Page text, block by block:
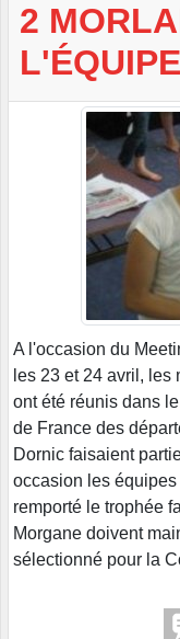
2
A l'occasion du
les 23 et 24 avril,
ont été réunis dans
de France des
Dornic faisaient
occasion les
remporté le trophée
Morgane doivent
sélectionné pour la